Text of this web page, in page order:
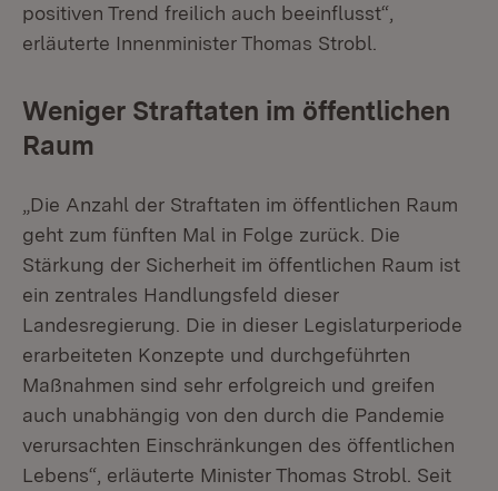
positiven Trend freilich auch beeinflusst“,
erläuterte Innenminister Thomas Strobl.
Weniger Straftaten im öffentlichen
Raum
„Die Anzahl der Straftaten im öffentlichen Raum
geht zum fünften Mal in Folge zurück. Die
Stärkung der Sicherheit im öffentlichen Raum ist
ein zentrales Handlungsfeld dieser
Landesregierung. Die in dieser Legislaturperiode
erarbeiteten Konzepte und durchgeführten
Maßnahmen sind sehr erfolgreich und greifen
auch unabhängig von den durch die Pandemie
verursachten Einschränkungen des öffentlichen
Lebens“, erläuterte Minister Thomas Strobl. Seit